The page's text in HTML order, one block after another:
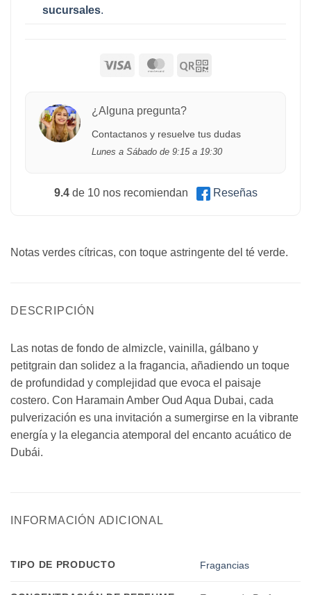
sucursales.
¿Alguna pregunta?
Contactanos y resuelve tus dudas
Lunes a Sábado de 9:15 a 19:30
9.4de 10 nos recomiendan Reseñas
Notas verdes cítricas, con toque astringente del té verde.
DESCRIPCIÓN
Las notas de fondo de almizcle, vainilla, gálbano y
petitgrain dan solidez a la fragancia, añadiendo un toque
de profundidad y complejidad que evoca el paisaje
costero. Con Haramain Amber Oud Aqua Dubai, cada
pulverización es una invitación a sumergirse en la vibrante
energía y la elegancia atemporal del encanto acuático de
Dubái.
INFORMACIÓN ADICIONAL
TIPO DE PRODUCTO Fragancias